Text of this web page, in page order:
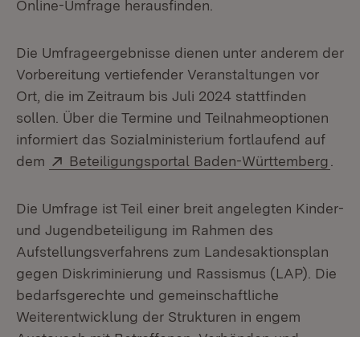
Online-Umfrage herausfinden.
Die Umfrageergebnisse dienen unter anderem der
Vorbereitung vertiefender Veranstaltungen vor
Ort, die im Zeitraum bis Juli 2024 stattfinden
sollen. Über die Termine und Teilnahmeoptionen
informiert das Sozialministerium fortlaufend auf
dem
Extern:
Beteiligungsportal Baden-Württemberg
Die Umfrage ist Teil einer breit angelegten Kinder-
und Jugendbeteiligung im Rahmen des
Aufstellungsverfahrens zum Landesaktionsplan
gegen Diskriminierung und Rassismus (LAP). Die
bedarfsgerechte und gemeinschaftliche
Weiterentwicklung der Strukturen in engem